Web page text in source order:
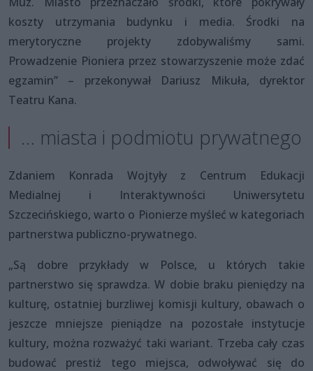
koszty utrzymania budynku i media. Środki na
merytoryczne projekty zdobywaliśmy sami.
Prowadzenie Pioniera przez stowarzyszenie może zdać
egzamin” – przekonywał Dariusz Mikuła, dyrektor
Teatru Kana.
… miasta i podmiotu prywatnego
Zdaniem Konrada Wojtyły z Centrum Edukacji
Medialnej i Interaktywności Uniwersytetu
Szczecińskiego, warto o Pionierze myśleć w kategoriach
partnerstwa publiczno-prywatnego.
„Są dobre przykłady w Polsce, u których takie
partnerstwo się sprawdza. W dobie braku pieniędzy na
kulturę, ostatniej burzliwej komisji kultury, obawach o
jeszcze mniejsze pieniądze na pozostałe instytucje
kultury, można rozważyć taki wariant. Trzeba cały czas
budować prestiż tego miejsca, odwoływać się do